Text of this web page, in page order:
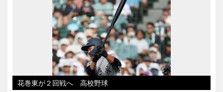
花巻東が２回戦へ 高校野球